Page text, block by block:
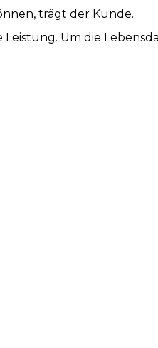
trägt der Kunde.
Um die